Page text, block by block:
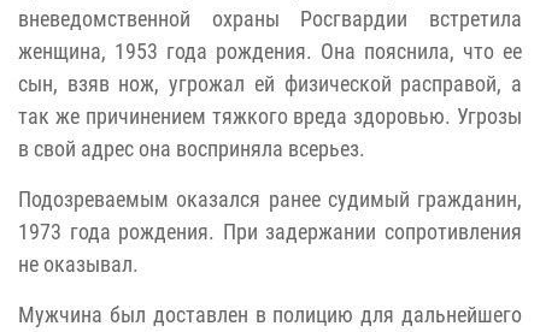
вневедомственной охраны Росгвардии встретила
женщина, 1953 года рождения. Она пояснила, что ее
сын, взяв нож, угрожал ей физической расправой, а
так же причинением тяжкого вреда здоровью. Угрозы
в свой адрес она восприняла всерьез.
Подозреваемым оказался ранее судимый гражданин,
1973 года рождения. При задержании сопротивления
не оказывал.
Мужчина был доставлен в полицию для дальнейшего